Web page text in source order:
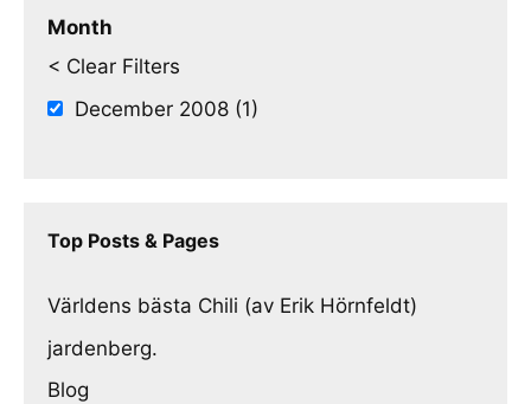
Month
< Clear Filters
December 2008 (1)
Top Posts & Pages
Världens bästa Chili (av Erik Hörnfeldt)
jardenberg.
Blog